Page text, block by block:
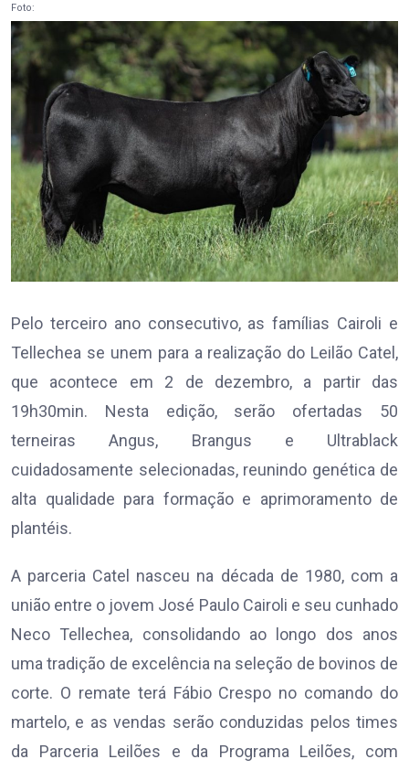
Foto:
Pelo terceiro ano consecutivo, as famílias Cairoli e
Tellechea se unem para a realização do Leilão Catel,
que acontece em 2 de dezembro, a partir das
19h30min. Nesta edição, serão ofertadas 50
terneiras Angus, Brangus e Ultrablack
cuidadosamente selecionadas, reunindo genética de
alta qualidade para formação e aprimoramento de
plantéis.
A parceria Catel nasceu na década de 1980, com a
união entre o jovem José Paulo Cairoli e seu cunhado
Neco Tellechea, consolidando ao longo dos anos
uma tradição de excelência na seleção de bovinos de
corte. O remate terá Fábio Crespo no comando do
martelo, e as vendas serão conduzidas pelos times
da Parceria Leilões e da Programa Leilões, com